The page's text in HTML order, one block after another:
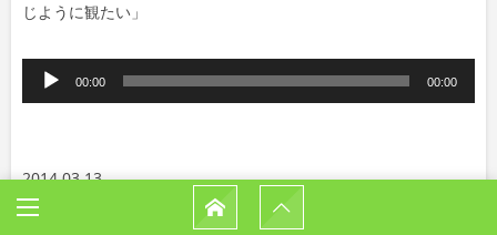
じように観たい」
声
ー
ヤ
00:00 00:00
2014.03.13
『どんな時もどんな相手も絶対尊敬するにはどうしたらいいか』